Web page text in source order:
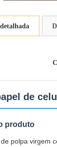
de
produto
polpa virgem